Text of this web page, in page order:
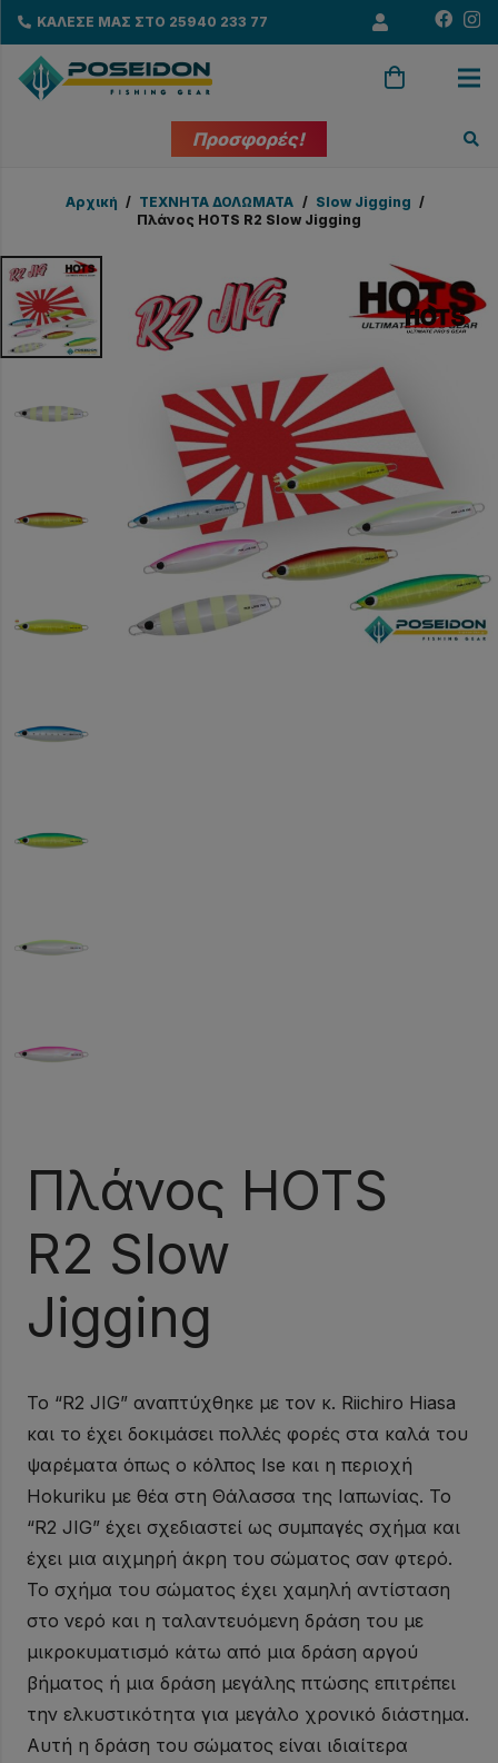
ΚΑΛΕΣΕ ΜΑΣ ΣΤΟ 25940 233 77
Προσφορές!
Αρχική / ΤΕΧΝΗΤΑ ΔΟΛΩΜΑΤΑ / Slow Jigging /
Πλάνος HOTS R2 Slow Jigging
Πλάνος HOTS
R2 Slow
Jigging
Το “R2 JIG” αναπτύχθηκε με τον κ. Riichiro Hiasa
και το έχει δοκιμάσει πολλές φορές στα καλά του
ψαρέματα όπως ο κόλπος Ise και η περιοχή
Hokuriku με θέα στη Θάλασσα της Ιαπωνίας. Το
“R2 JIG” έχει σχεδιαστεί ως συμπαγές σχήμα και
έχει μια αιχμηρή άκρη του σώματος σαν φτερό.
Το σχήμα του σώματος έχει χαμηλή αντίσταση
στο νερό και η ταλαντευόμενη δράση του με
μικροκυματισμό κάτω από μια δράση αργού
βήματος ή μια δράση μεγάλης πτώσης επιτρέπει
την ελκυστικότητα για μεγάλο χρονικό διάστημα.
Αυτή η δράση του σώματος είναι ιδιαίτερα